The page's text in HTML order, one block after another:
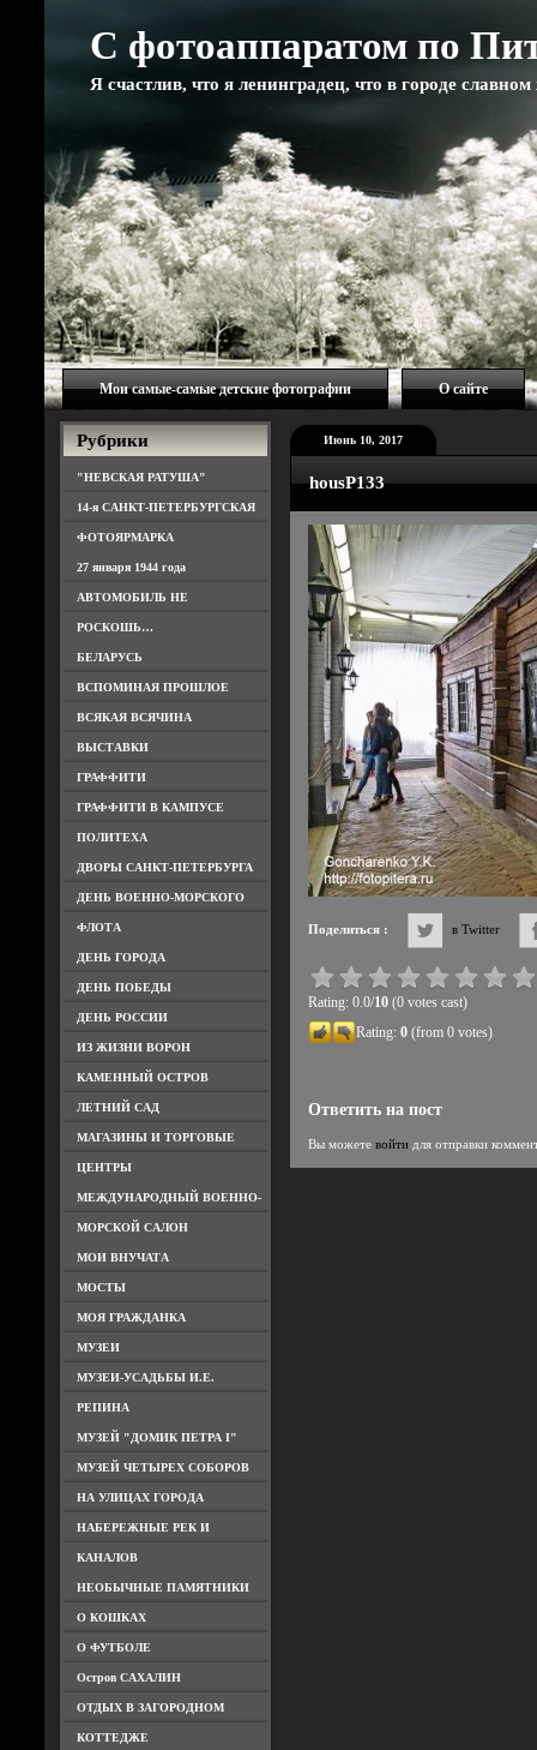
С фотоаппаратом по
Я счастлив, что я ленинградец, что в городе
Мои самые-самые детские фотографии О сайте
Рубрики
"НЕВСКАЯ РАТУША"
14-я САНКТ-ПЕТЕРБУРГСКАЯ
ФОТОЯРМАРКА
27 января 1944 года
АВТОМОБИЛЬ НЕ
РОСКОШЬ…
БЕЛАРУСЬ
ВСПОМИНАЯ ПРОШЛОЕ
ВСЯКАЯ ВСЯЧИНА
ВЫСТАВКИ
ГРАФФИТИ
ГРАФФИТИ В КАМПУСЕ
ПОЛИТЕХА
ДВОРЫ САНКТ-ПЕТЕРБУРГА
ДЕНЬ ВОЕННО-МОРСКОГО
ФЛОТА
ДЕНЬ ГОРОДА
ДЕНЬ ПОБЕДЫ
ДЕНЬ РОССИИ
ИЗ ЖИЗНИ ВОРОН
КАМЕННЫЙ ОСТРОВ
ЛЕТНИЙ САД
МАГАЗИНЫ И ТОРГОВЫЕ
ЦЕНТРЫ
МЕЖДУНАРОДНЫЙ ВОЕННО-
МОРСКОЙ САЛОН
МОИ ВНУЧАТА
МОСТЫ
МОЯ ГРАЖДАНКА
МУЗЕИ
МУЗЕИ-УСАДЬБЫ И.Е.
РЕПИНА
МУЗЕЙ "ДОМИК ПЕТРА I"
МУЗЕЙ ЧЕТЫРЕХ СОБОРОВ
НА УЛИЦАХ ГОРОДА
НАБЕРЕЖНЫЕ РЕК И
КАНАЛОВ
НЕОБЫЧНЫЕ ПАМЯТНИКИ
О КОШКАХ
О ФУТБОЛЕ
Остров САХАЛИН
ОТДЫХ В ЗАГОРОДНОМ
КОТТЕДЖЕ
Июнь 10, 2017
housP133
Поделиться : в Twitter
Rating: 0.0/10(0 votes cast)
Rating: 0(from 0 votes)
Ответить на пост
Вы можете войтидля отправки